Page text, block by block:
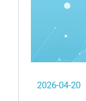
2026-04-20